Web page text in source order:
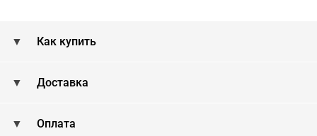
Как купить
Доставка
Оплата